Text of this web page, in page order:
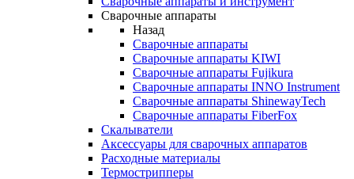
Сварочные аппараты
Назад
Сварочные аппараты
Сварочные аппараты KIWI
Сварочные аппараты Fujikura
Сварочные аппараты INNO Instrument
Сварочные аппараты ShinewayTech
Cварочные аппараты FiberFox
Скалыватели
Аксессуары для сварочных аппаратов
Расходные материалы
Термострипперы